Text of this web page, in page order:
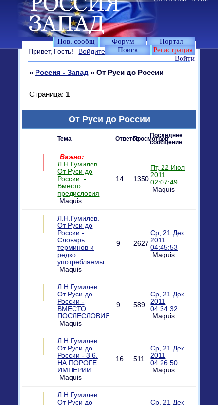
Нов. сообщ Форум
Портал
Поиск
Регистрация
Войти
Привет, Гость! Войдите илизарегистрируйтесь.
» Россия - Запад » От Руси до России
От Руси до России
Страница: 1
Тема ОтветовПросмотров
Последнее
сообщение
Важно:
Л.Н.Гумилев.
От Руси до
России. -
Вместо
предисловия
Maquis
14 1350
Пт, 22 Июл
2011
02:07:49
Maquis
Л.Н.Гумилев.
От Руси до
России -
Словарь
терминов и
редко
употребляемы
Maquis
9 2627
Ср, 21 Дек
2011
04:45:53
Maquis
Л.Н.Гумилев.
От Руси до
России -
ВМЕСТО
ПОСЛЕСЛОВИЯ
Maquis
9 589
Ср, 21 Дек
2011
04:34:32
Maquis
Л.Н.Гумилев.
От Руси до
России - 3.6.
НА ПОРОГЕ
ИМПЕРИИ
Maquis
16 511
Ср, 21 Дек
2011
04:26:50
Maquis
Л.Н.Гумилев.
От Руси до
Ср, 21 Дек